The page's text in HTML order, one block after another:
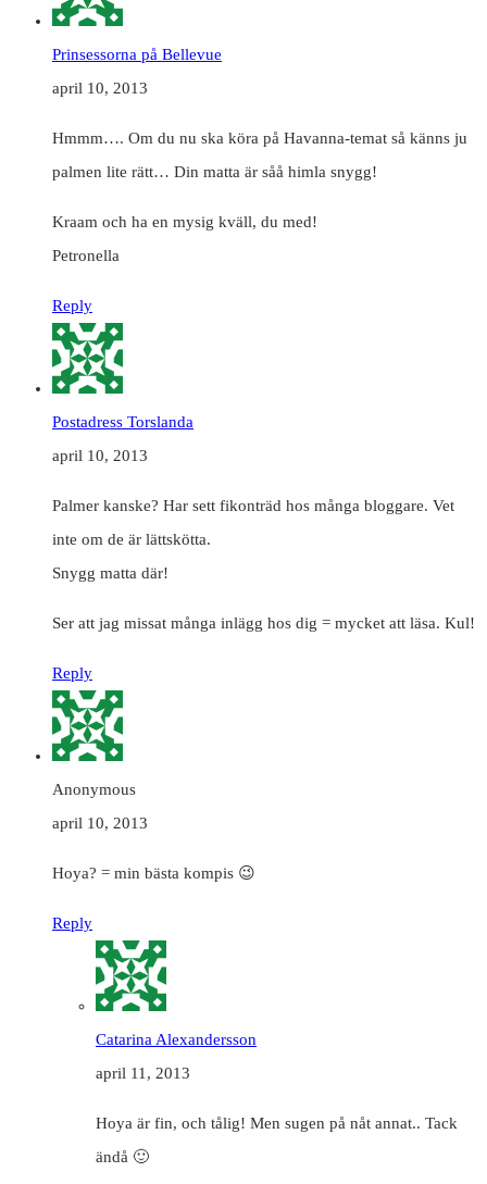
Prinsessorna på Bellevue
april 10, 2013
Hmmm…. Om du nu ska köra på Havanna-temat så känns ju
palmen lite rätt… Din matta är såå himla snygg!
Kraam och ha en mysig kväll, du med!
Petronella
Reply
Postadress Torslanda
april 10, 2013
Palmer kanske? Har sett fikonträd hos många bloggare. Vet
inte om de är lättskötta.
Snygg matta där!
Ser att jag missat många inlägg hos dig = mycket att läsa. Kul!
Reply
Anonymous
april 10, 2013
Hoya? = min bästa kompis 😉
Reply
Catarina Alexandersson
april 11, 2013
Hoya är fin, och tålig! Men sugen på nåt annat.. Tack
ändå 🙂